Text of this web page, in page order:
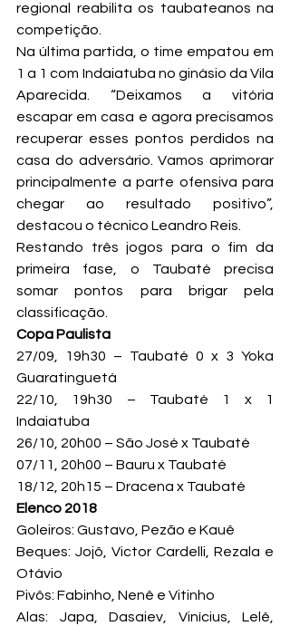
regional reabilita os taubateanos na
competição.
Na última partida, o time empatou em
1 a 1 com Indaiatuba no ginásio da Vila
Aparecida. “Deixamos a vitória
escapar em casa e agora precisamos
recuperar esses pontos perdidos na
casa do adversário. Vamos aprimorar
principalmente a parte ofensiva para
chegar ao resultado positivo”,
destacou o técnico Leandro Reis.
Restando três jogos para o fim da
primeira fase, o Taubaté precisa
somar pontos para brigar pela
classificação.
Copa Paulista
27/09, 19h30 – Taubaté 0 x 3 Yoka
Guaratinguetá
22/10, 19h30 – Taubaté 1 x 1
Indaiatuba
26/10, 20h00 – São José x Taubaté
07/11, 20h00 – Bauru x Taubaté
18/12, 20h15 – Dracena x Taubaté
Elenco 2018
Goleiros: Gustavo, Pezão e Kauê
Beques: Jojô, Victor Cardelli, Rezala e
Otávio
Pivôs: Fabinho, Nenê e Vitinho
Alas: Japa, Dasaiev, Vinícius, Lelê,